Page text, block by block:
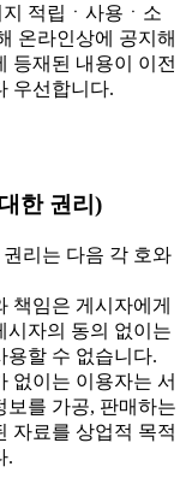
적립ㆍ사용ㆍ소
온라인상에 공지해
등재된 내용이 이전
우선합니다.
한 권리)
리는 다음 각 호와
임은 게시자에게
시자의 동의 없이는
용할 수 없습니다.
없이는 이용자는 서
보를 가공, 판매하는
자료를 상업적 목적
.